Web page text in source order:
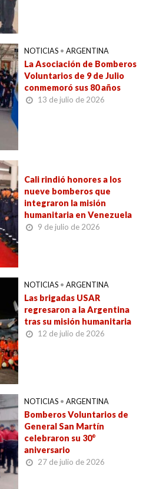
NOTICIAS • ARGENTINA
La Asociación de Bomberos
Voluntarios de 9 de Julio
conmemoró sus 80 años
13 de julio de 2026
Cali rindió honores a los
nueve bomberos que
integraron la misión
humanitaria en Venezuela
9 de julio de 2026
NOTICIAS • ARGENTINA
Las brigadas USAR
regresaron a la Argentina
tras su misión humanitaria
12 de julio de 2026
NOTICIAS • ARGENTINA
Bomberos Voluntarios de
General San Martín
celebraron su 30°
aniversario
27 de julio de 2026